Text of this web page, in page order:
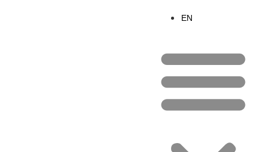
EN